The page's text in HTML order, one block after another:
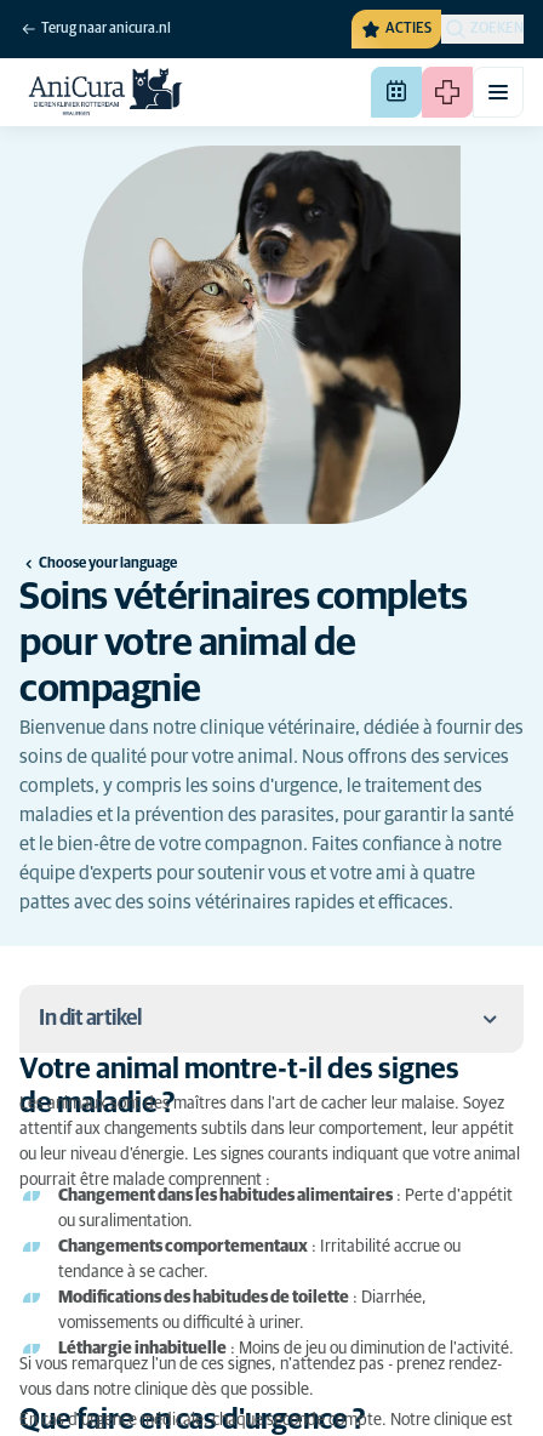
Terug naar anicura.nl ACTIES ZOEKEN
Choose your language
Soins vétérinaires complets
pour votre animal de
compagnie
Bienvenue dans notre clinique vétérinaire, dédiée à fournir des
soins de qualité pour votre animal. Nous offrons des services
complets, y compris les soins d'urgence, le traitement des
maladies et la prévention des parasites, pour garantir la santé
et le bien-être de votre compagnon. Faites confiance à notre
équipe d'experts pour soutenir vous et votre ami à quatre
pattes avec des soins vétérinaires rapides et efficaces.
In dit artikel
Votre animal montre-t-il des signes de maladie ?
Que faire en cas d'urgence ?
Que faire en cas de parasites ?
Conseils pour communiquer avec le vétérinaire si
vous ne parlez pas anglais ou néerlandais
Votre animal montre-t-il des signes
de maladie ?
Les animaux sont des maîtres dans l'art de cacher leur malaise. Soyez
attentif aux changements subtils dans leur comportement, leur appétit
ou leur niveau d'énergie. Les signes courants indiquant que votre animal
pourrait être malade comprennent :
Changement dans les habitudes alimentaires : Perte d'appétit
ou suralimentation.
Changements comportementaux : Irritabilité accrue ou
tendance à se cacher.
Modifications des habitudes de toilette : Diarrhée,
vomissements ou difficulté à uriner.
Léthargie inhabituelle : Moins de jeu ou diminution de l'activité.
Si vous remarquez l'un de ces signes, n'attendez pas - prenez rendez-
vous dans notre clinique dès que possible.
Que faire en cas d'urgence ?
En cas d'urgence médicale, chaque seconde compte. Notre clinique est